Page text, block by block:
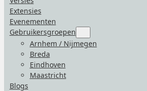
Extensies
Evenementen
Gebruikersgroepen
for
“Gebruikersgroepen”
Arnhem / Nijmegen
Breda
Eindhoven
Maastricht
Blogs